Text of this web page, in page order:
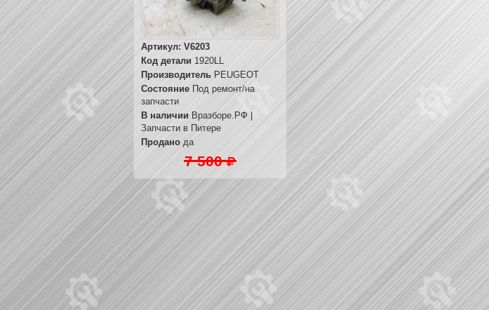
Артикул: V6203
Код детали 1920LL
Производитель PEUGEOT
Состояние Под ремонт/на
запчасти
В наличии Вразборе.РФ |
Запчасти в Питере
Продано да
7 500